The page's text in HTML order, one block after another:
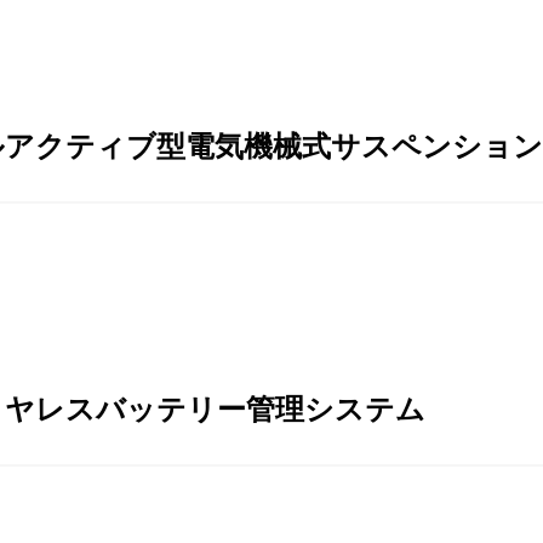
クティブ型電気機械式サスペンショ
レスバッテリー管理システム